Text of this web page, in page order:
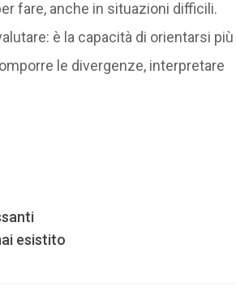
fare, anche in situazioni difficili.
è la capacità di orientarsi più
le divergenze, interpretare
esistito